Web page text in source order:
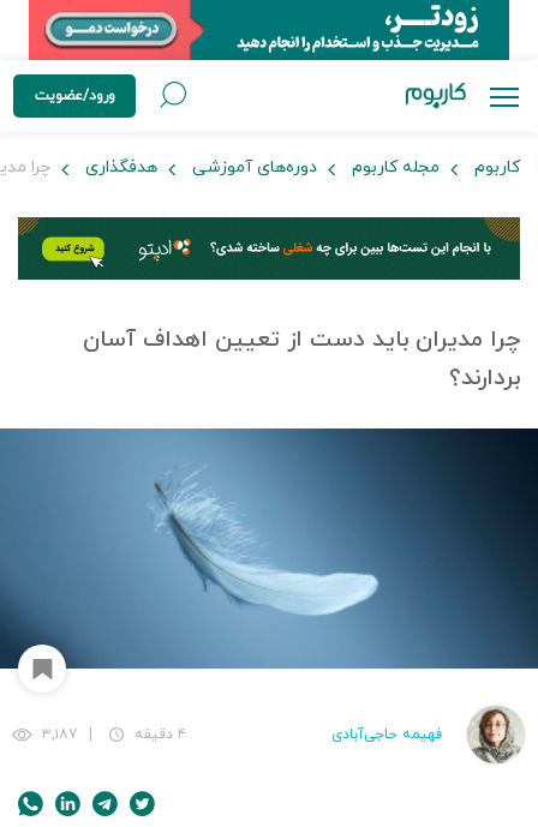
ورود/عضویت
کاربوم مجله کاربوم دوره‌های آموزشی هدفگذاری چرا
چرا مدیران باید دست از تعیین اهداف آسان
بردارند؟
فهیمه حاجی‌آبادی ۴ دقیقه ۳,۱۸۷